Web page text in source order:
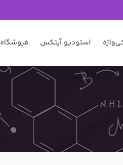
استودیو آیتکس فروشگاه